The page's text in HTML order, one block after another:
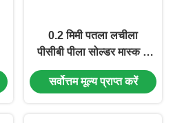
0.2 मिमी पतला लचीला
पीसीबी पीला सोल्डर मास्क 1
परत मुद्रित सर्किट बोर्ड
फ्लेक्स
सर्वोत्तम मूल्य प्राप्त करें